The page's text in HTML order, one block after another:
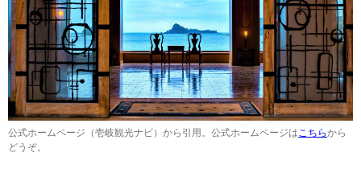
公式ホームページ（壱岐観光ナビ）から引用。公式ホームページはこちらから
どうぞ。